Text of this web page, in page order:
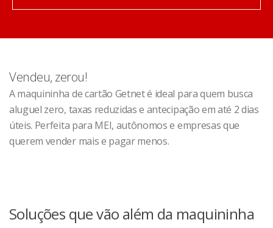
Vendeu, zerou!
A maquininha de cartão Getnet é ideal para quem busca
aluguel zero, taxas reduzidas e antecipação em até 2 dias
úteis. Perfeita para MEI, autônomos e empresas que
querem vender mais e pagar menos.
Soluções que vão além da maquininha